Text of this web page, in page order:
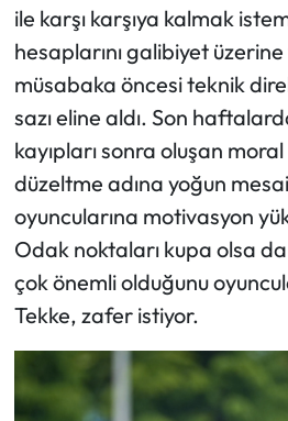
ile karşı karşıya kalmak
hesaplarını galibiyet
müsabaka öncesi teknik
sazı eline aldı. Son
kayıpları sonra oluşan
düzeltme adına yoğun
oyuncularına motivasyon
Odak noktaları kupa olsa da
çok önemli olduğunu
Tekke, zafer istiyor.